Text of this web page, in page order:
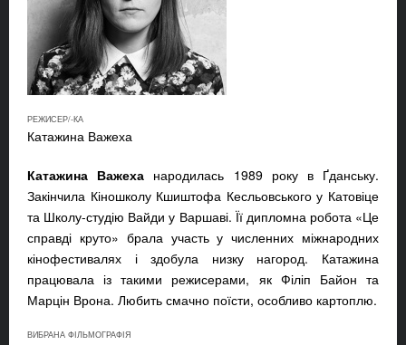
РЕЖИСЕР/-КА
Катажина Важеха
Катажина Важеха народилась 1989 року в Ґданську.
Закінчила Кіношколу Кшиштофа Кесльовського у Катовіце
та Школу-студію Вайди у Варшаві. Її дипломна робота «Це
справді круто» брала участь у численних міжнародних
кінофестивалях і здобула низку нагород. Катажина
працювала із такими режисерами, як Філіп Байон та
Марцін Врона. Любить смачно поїсти, особливо картоплю.
ВИБРАНА ФІЛЬМОГРАФІЯ